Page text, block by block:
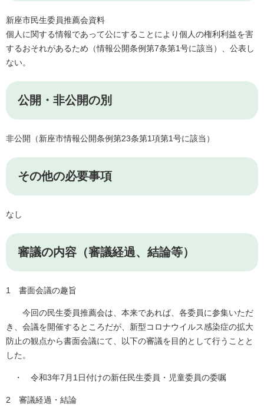
新座市民生委員推薦会資料
個人に関する情報であって公にすることにより個人の権利利益を害
するおそれがあるため（情報公開条例第7条第1号に該当）、公表し
ない。
公開・非公開の別
非公開（新座市情報公開条例第23条第1項第1号に該当）
その他の必要事項
なし
審議の内容（審議経過、結論等）
1 書面会議の趣旨
今回の民生委員推薦会は、本来であれば、各委員に参集いただ
き、会議を開催するところだが、新型コロナウイルス感染症の拡大
防止の観点から書面会議にて、以下の審議を目的として行うことと
した。
・ 令和3年7月1日付けの新任民生委員・児童委員の委嘱
2 審議経過・結論